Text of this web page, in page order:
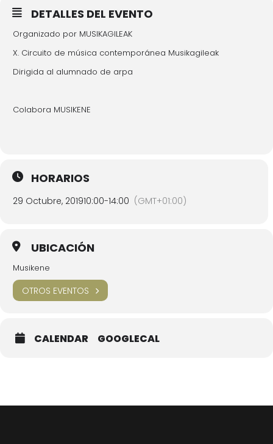
DETALLES DEL EVENTO
Organizado por MUSIKAGILEAK
X. Circuito de música contemporánea Musikagileak
Dirigida al alumnado de arpa
Colabora MUSIKENE
HORARIOS
29 Octubre, 201910:00-14:00 (GMT+01:00)
UBICACIÓN
Musikene
OTROS EVENTOS
CALENDAR GOOGLECAL